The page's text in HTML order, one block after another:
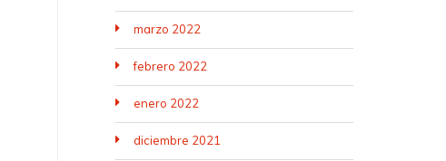
marzo 2022
febrero 2022
enero 2022
diciembre 2021